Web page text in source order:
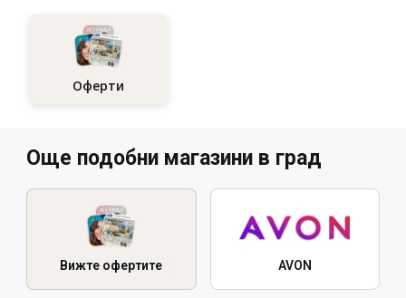
Оферти
Още подобни магазини в град
Вижте офертите AVON